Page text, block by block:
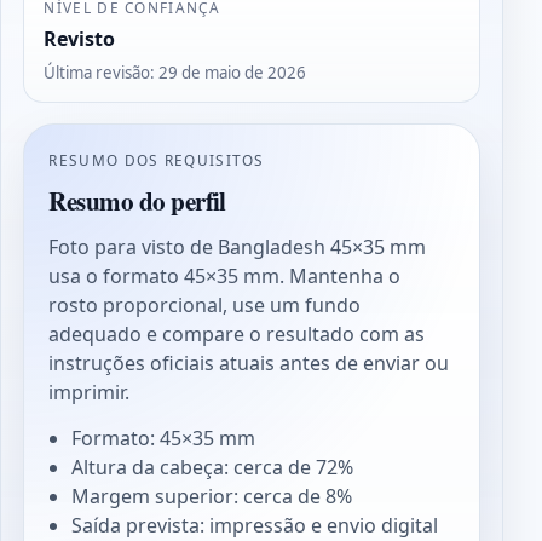
NÍVEL DE CONFIANÇA
Revisto
Última revisão:29 de maio de 2026
RESUMO DOS REQUISITOS
Resumo do perfil
Foto para visto de Bangladesh 45×35 mm
usa o formato 45×35 mm. Mantenha o
rosto proporcional, use um fundo
adequado e compare o resultado com as
instruções oficiais atuais antes de enviar ou
imprimir.
Formato: 45×35 mm
Altura da cabeça: cerca de 72%
Margem superior: cerca de 8%
Saída prevista: impressão e envio digital